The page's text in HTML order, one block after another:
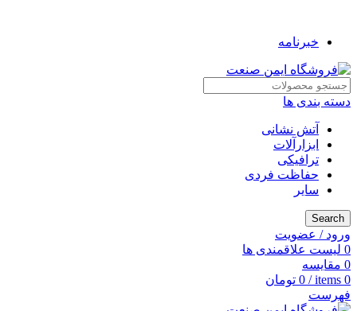
خبرنامه
دسته بندی ها
آتش نشانی
ابزارآلات
ترافیکی
حفاظت فردی
سایر
Search
ورود / عضویت
0 لیست علاقمندی ها
0 مقایسه
0
items
/
0 تومان
فهرست